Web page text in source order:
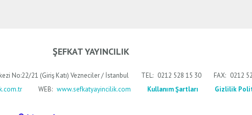
ŞEFKAT YAYINCILIK
No:22/21 (Giriş Katı) Vezneciler / İstanbul TEL: 0212 528 15 30 FAX: 0212
WEB: www.sefkatyayincilik.com Kullanım Şartları Gizlilik